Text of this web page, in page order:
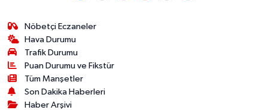
Nöbetçi Eczaneler
Hava Durumu
Trafik Durumu
Puan Durumu ve Fikstür
Tüm Manşetler
Son Dakika Haberleri
Haber Arşivi